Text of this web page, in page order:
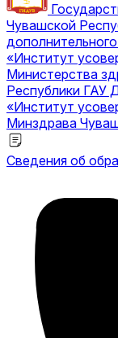
Чувашской
«Институт
Министерства
Республики ГАУ
«Институт
Минздрава
Сведения об